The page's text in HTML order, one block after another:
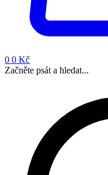
0 0 Kč
Začněte psát a hledat...